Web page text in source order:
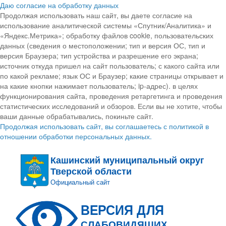
Даю согласие на обработку данных
Продолжая использовать наш сайт, вы даете согласие на
использование аналитической системы «Спутник/Аналитика» и
«Яндекс.Метрика»; обработку файлов cookie, пользовательских
данных (сведения о местоположении; тип и версия ОС, тип и
версия Браузера; тип устройства и разрешение его экрана;
источник откуда пришел на сайт пользователь; с какого сайта или
по какой рекламе; язык ОС и Браузер; какие страницы открывает и
на какие кнопки нажимает пользователь; ip-адрес). в целях
функционирования сайта, проведения ретаргетинга и проведения
статистических исследований и обзоров. Если вы не хотите, чтобы
ваши данные обрабатывались, покиньте сайт.
Продолжая использовать сайт, вы соглашаетесь с политикой в
отношении обработки персональных данных.